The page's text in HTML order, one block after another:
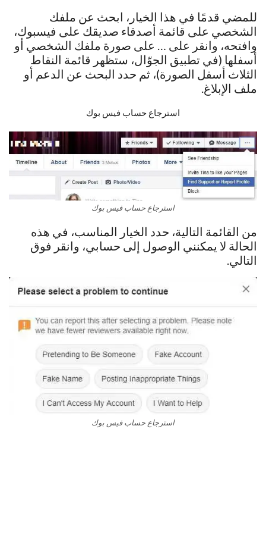
للمضي قدمًا في هذا الخيار، ابحث عن ملفك
الشخصي على قائمة أصدقاء صديقك على فيسبوك،
وافتحه، وانقر على … على صورة ملفك الشخصي أو
أسفلها (في تطبيق الجوّال، ستظهر قائمة النقاط
الثلاث أسفل الصورة)، ثم حدد البحث عن الدعم أو
ملف الإبلاغ.
استرجاع حساب فيس بوك
استرجاع حساب فيس بوك
من القائمة التالية، حدد الخيار المناسب، في هذه
الحالة لا يمكنني الوصول إلى حسابي، وانقر فوق
التالي.
استرجاع حساب فيس بوك